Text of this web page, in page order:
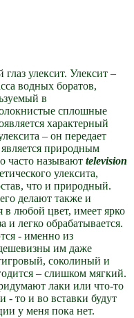
улексит. Улексит –
водных боратов,
в
сплошные
характерный
– он передает
природным
называют television
улексита,
что и природный.
делают также и
любой цвет, имеет ярко
и легко обрабатывается.
- именно из
дешевизны им даже
соколиный и
– слишком мягкий.
лаки или что-то
- то и во вставки будут
у меня пока нет.